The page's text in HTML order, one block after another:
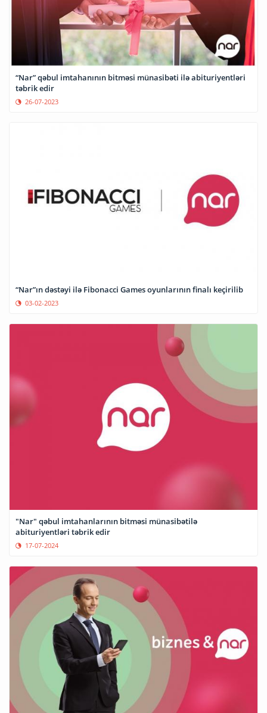
“Nar” qəbul imtahanının bitməsi münasibəti ilə abituriyentləri
təbrik edir
26-07-2023
“Nar”ın dəstəyi ilə Fibonacci Games oyunlarının finalı keçirilib
03-02-2023
"Nar" qəbul imtahanlarının bitməsi münasibətilə
abituriyentləri təbrik edir
17-07-2024